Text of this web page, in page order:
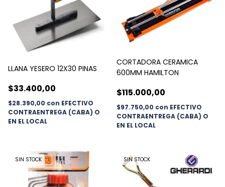
LLANA YESERO 12X30 PINAS
$33.400,00
$28.390,00 con EFECTIVO
CONTRAENTREGA (CABA) O
EN EL LOCAL
CORTADORA CERAMICA
600MM HAMILTON
$115.000,00
$97.750,00 con EFECTIVO
CONTRAENTREGA (CABA) O
EN EL LOCAL
SIN STOCK SIN STOCK